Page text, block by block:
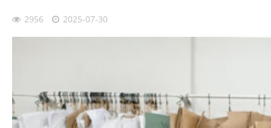
2956 2025-07-30